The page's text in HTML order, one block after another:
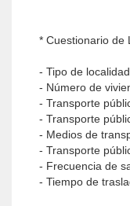
* Cuestionario de
- Tipo de
- Número de
- Transporte
- Transporte
- Medios de
- Transporte
- Frecuencia de
- Tiempo de